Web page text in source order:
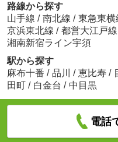
路線から探す
山手線 / 南北線 / 東急東横
京浜東北線 / 都営大江戸線
湘南新宿ライン宇須
駅から探す
麻布十番 / 品川 / 恵比寿 /
田町 / 白金台 / 中目黒
電話